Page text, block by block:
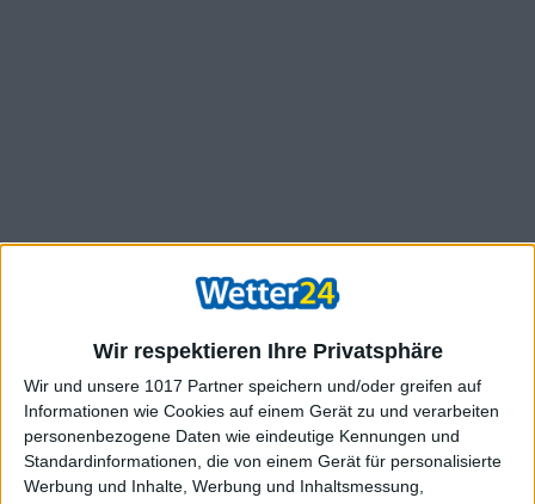
Wir respektieren Ihre Privatsphäre
Wir und unsere 1017 Partner speichern und/oder greifen auf
Informationen wie Cookies auf einem Gerät zu und verarbeiten
personenbezogene Daten wie eindeutige Kennungen und
Standardinformationen, die von einem Gerät für personalisierte
Werbung und Inhalte, Werbung und Inhaltsmessung,